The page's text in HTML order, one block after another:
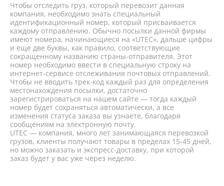
Чтобы отследить груз, который перевозит данная
компания, необходимо знать специальный
идентификационный номер, который присваивается
каждому отправлению. Обычно посылки данной фирмы
имеют номера, начинающиеся на «UTEC», дальше цифры
и еще две буквы, как правило, соответствующие
сокращенному названию страны-отправителя. Этот
номер необходимо ввести в специальную строку на
интернет-сервисе отслеживания почтовых отправлений.
Чтобы не вводить трек-код каждый раз для определения
местонахождения посылки, достаточно
зарегистрироваться на нашем сайте — тогда каждый
номер будет сохраняться автоматически, а все
изменения статуса заказа вы узнаете, благодаря
сообщениям на электронную почту.
UTEC — компания, много лет занимающаяся перевозкой
грузов, клиенты получают товары в пределах 15-45 дней,
но можно заказать и экспресс-доставку, при которой
заказ будет у вас уже через неделю.